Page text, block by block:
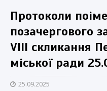
Протоколи
позачергового
VIII скликання
міської ради
25.09.2025